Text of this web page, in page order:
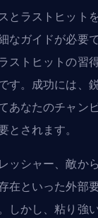
とラストヒット
なガイドが必要
ストヒットの習
す。成功には、
あなたのチャン
とされます。
ッシャー、敵か
在といった外部
しかし、粘り強